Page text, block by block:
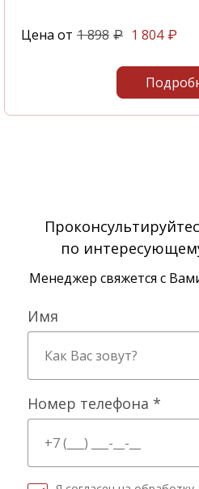
Цена от 1 898 ₽ 1 804 ₽
по
Менеджер свяжется с
Имя
Номер телефона *